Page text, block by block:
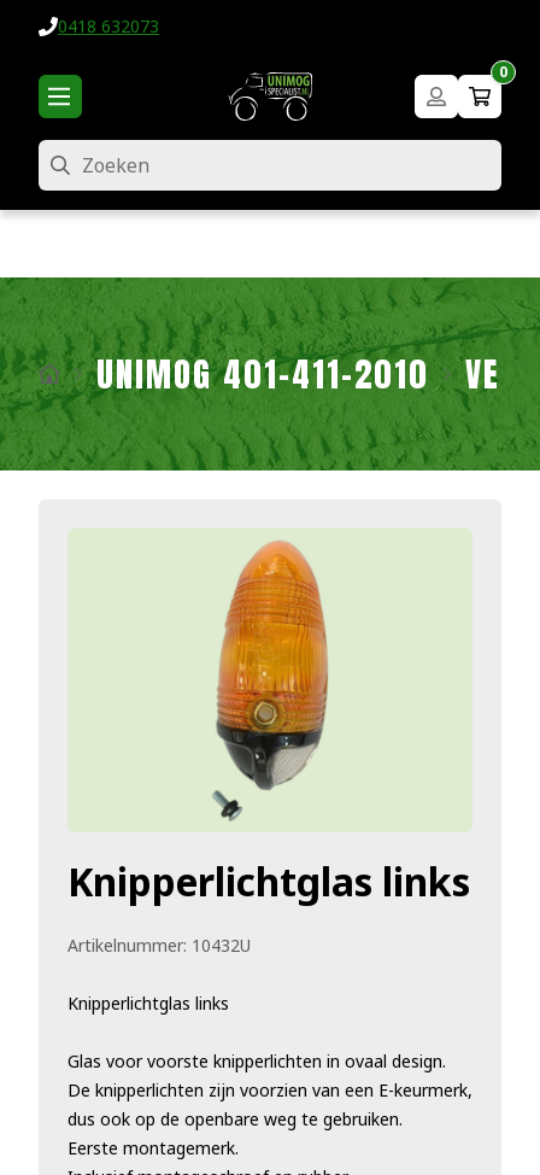
0418 632073
0
Zoeken
UNIMOG 401-411-2010
Knipperlichtglas links
Artikelnummer: 10432U
Knipperlichtglas links
Glas voor voorste knipperlichten in ovaal design.
De knipperlichten zijn voorzien van een E-keurmerk,
dus ook op de openbare weg te gebruiken.
Eerste montagemerk.